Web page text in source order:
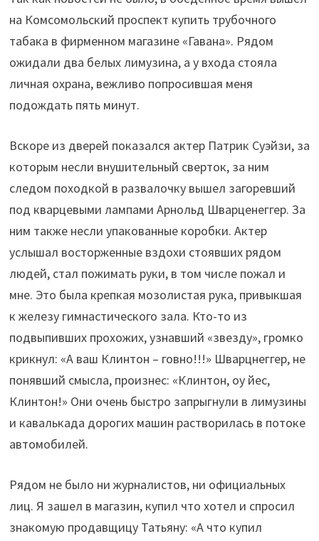
на Комсомольский проспект купить трубочного
табака в фирменном магазине «Гавана». Рядом
ожидали два белых лимузина, а у входа стояла
личная охрана, вежливо попросившая меня
подождать пять минут.
Вскоре из дверей показался актер Патрик Суэйзи, за
которым несли внушительный сверток, за ним
следом походкой в развалочку вышел загоревший
под кварцевыми лампами Арнольд Шварценеггер. За
ним также несли упакованные коробки. Актер
услышал восторженные вздохи стоявших рядом
людей, стал пожимать руки, в том числе пожал и
мне. Это была крепкая мозолистая рука, привыкшая
к железу гимнастического зала. Кто-то из
подвыпивших прохожих, узнавший «звезду», громко
крикнул: «А ваш Клинтон – говно!!!» Шварцнеггер, не
понявший смысла, произнес: «Клинтон, оу йес,
Клинтон!» Они очень быстро запрыгнули в лимузины
и кавалькада дорогих машин растворилась в потоке
автомобилей.
Рядом не было ни журналистов, ни официальных
лиц. Я зашел в магазин, купил что хотел и спросил
знакомую продавщицу Татьяну: «А что купил